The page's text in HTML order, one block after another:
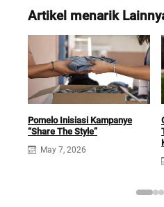
Artikel menarik
Pomelo Inisiasi Kampanye
“Share The Style”
May 7, 2026